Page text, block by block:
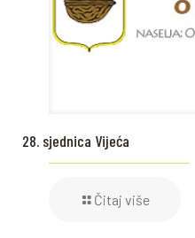
28. sjednica Vijeća
Čitaj više